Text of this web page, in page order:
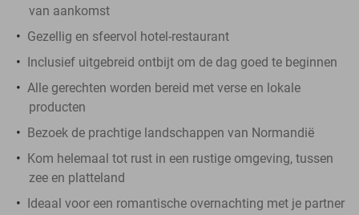
van aankomst
Gezellig en sfeervol hotel-restaurant
Inclusief uitgebreid ontbijt om de dag goed te beginnen
Alle gerechten worden bereid met verse en lokale
producten
Bezoek de prachtige landschappen van Normandië
Kom helemaal tot rust in een rustige omgeving, tussen
zee en platteland
Ideaal voor een romantische overnachting met je partner